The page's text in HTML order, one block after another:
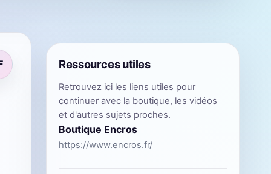
Ressources utiles
Retrouvez ici les liens utiles pour
continuer avec la boutique, les vidéos
et d'autres sujets proches.
Boutique Encros
https://www.encros.fr/